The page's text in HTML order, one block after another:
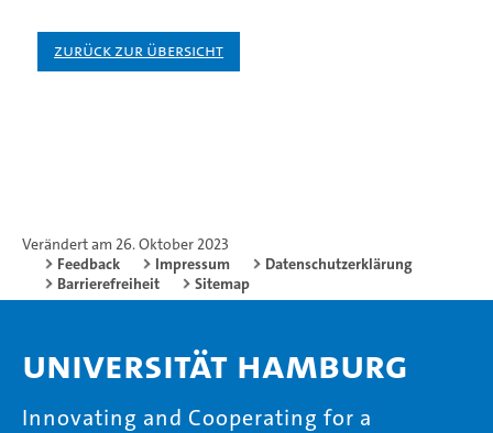
Zurück zur Übersicht
Verändert am 26. Oktober 2023
Feedback
Impressum
Datenschutzerklärung
Barrierefreiheit
Sitemap
Universität Hamburg
Innovating and Cooperating for a